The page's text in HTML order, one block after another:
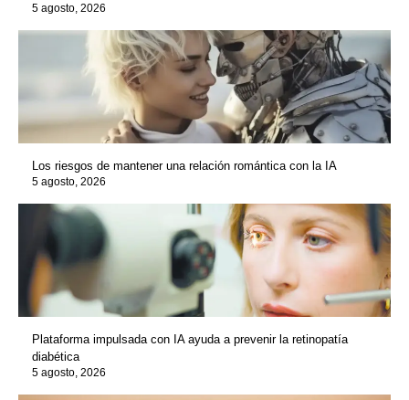
5 agosto, 2026
Los riesgos de mantener una relación romántica con la IA
5 agosto, 2026
Plataforma impulsada con IA ayuda a prevenir la retinopatía
diabética
5 agosto, 2026